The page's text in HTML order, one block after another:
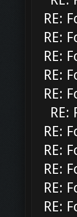
RE:
RE:
RE:
RE:
RE:
RE:
RE:
RE:
RE:
RE:
RE: